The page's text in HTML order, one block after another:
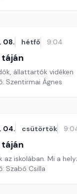
08. hétfő 9:04
táján
állattartók vidéken
Szentirmai Ágnes
04. csütörtök
táján
az iskolában. Mi a
Szabó Csilla